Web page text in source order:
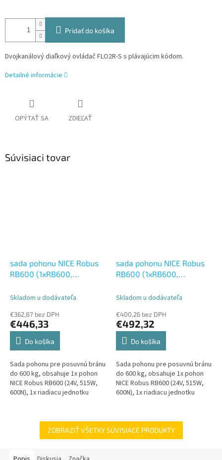
Pridať do košíka
Dvojkanálový diaľkový ovládač FLO2R-S s plávajúcim kódom.
Detailné informácie
OPÝTAŤ SA ZDIEĽAŤ
Súvisiaci tovar
sada pohonu NICE Robus
RB600 (1xRB600,
1xON2E)
Skladom u dodávateľa
€362,87 bez DPH
€446,33
Do košíka
Sada pohonu pre posuvnú bránu
do 600 kg, obsahuje 1x pohon
NICE Robus RB600 (24V, 515W,
600N), 1x riadiacu jednotku
sada pohonu NICE Robus
RB600 (1xRB600,
1xON2E a 2xEPMB)
Skladom u dodávateľa
€400,26 bez DPH
€492,32
Do košíka
Sada pohonu pre posuvnú bránu
do 600 kg, obsahuje 1x pohon
NICE Robus RB600 (24V, 515W,
600N), 1x riadiacu jednotku
ZOBRAZIŤ VŠETKY SÚVISIACE PRODUKTY